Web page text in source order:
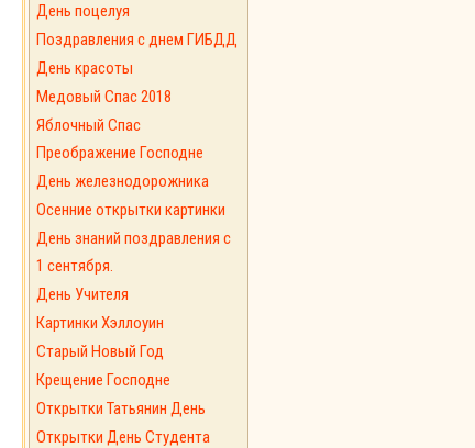
День поцелуя
Поздравления с днем ГИБДД
День красоты
Медовый Спас 2018
Яблочный Спас
Преображение Господне
День железнодорожника
Осенние открытки картинки
День знаний поздравления с
1 сентября.
День Учителя
Картинки Хэллоуин
Старый Новый Год
Крещение Господне
Открытки Татьянин День
Открытки День Студента